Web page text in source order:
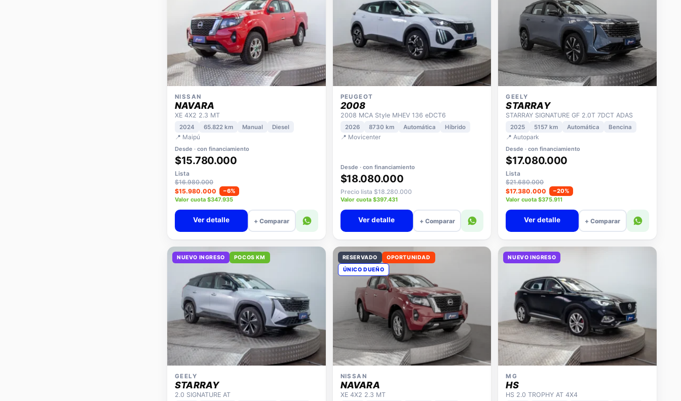
NISSAN
NAVARA
XE 4X2 2.3 MT
2024 65.822 km Manual Diesel
📍 Maipú
Desde · con financiamiento
$15.780.000
Lista
$16.980.000
$15.980.000
−6%
Valor cuota $347.935
Ver detalle + Comparar
PEUGEOT
2008
2008 MCA Style MHEV 136 eDCT6
2026 8730 km Automática Híbrido
📍 Movicenter
Desde · con financiamiento
$18.080.000
Precio lista $18.280.000
Valor cuota $397.431
Ver detalle + Comparar
GEELY
STARRAY
STARRAY SIGNATURE GF 2.0T 7DCT ADAS
2025 5157 km Automática Bencina
📍 Autopark
Desde · con financiamiento
$17.080.000
Lista
$21.680.000
$17.380.000
−20%
Valor cuota $375.911
Ver detalle + Comparar
NUEVO INGRESO POCOS KM
GEELY
STARRAY
2.0 SIGNATURE AT
RESERVADO
OPORTUNIDAD
ÚNICO DUEÑO
NISSAN
NAVARA
XE 4X2 2.3 MT
NUEVO INGRESO
MG
HS
HS 2.0 TROPHY AT 4X4